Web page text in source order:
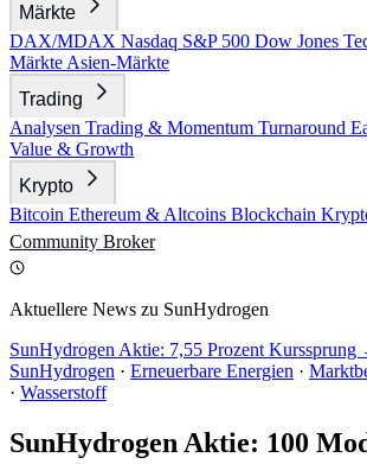
Märkte
DAX/MDAX Nasdaq S&P 500 Dow Jones
Märkte Asien-Märkte
Trading
Analysen Trading & Momentum Turnaround
Value & Growth
Krypto
Bitcoin Ethereum & Altcoins Blockchain
Community Broker
Aktuellere News zu SunHydrogen
SunHydrogen Aktie: 7,55 Prozent Kurssprung
SunHydrogen · Erneuerbare Energien ·
· Wasserstoff
SunHydrogen Aktie: 100